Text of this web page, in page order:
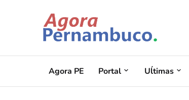
Agora PE Portal Uĺtimas